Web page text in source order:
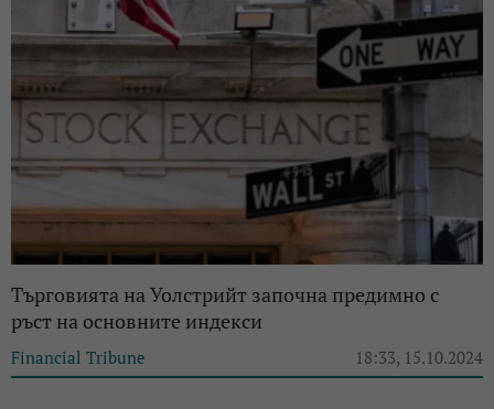
Търговията на Уолстрийт започна предимно с
ръст на основните индекси
Financial Tribune 18:33, 15.10.2024